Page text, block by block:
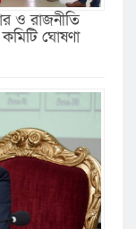
ও রাজনীতি
ঘোষণা